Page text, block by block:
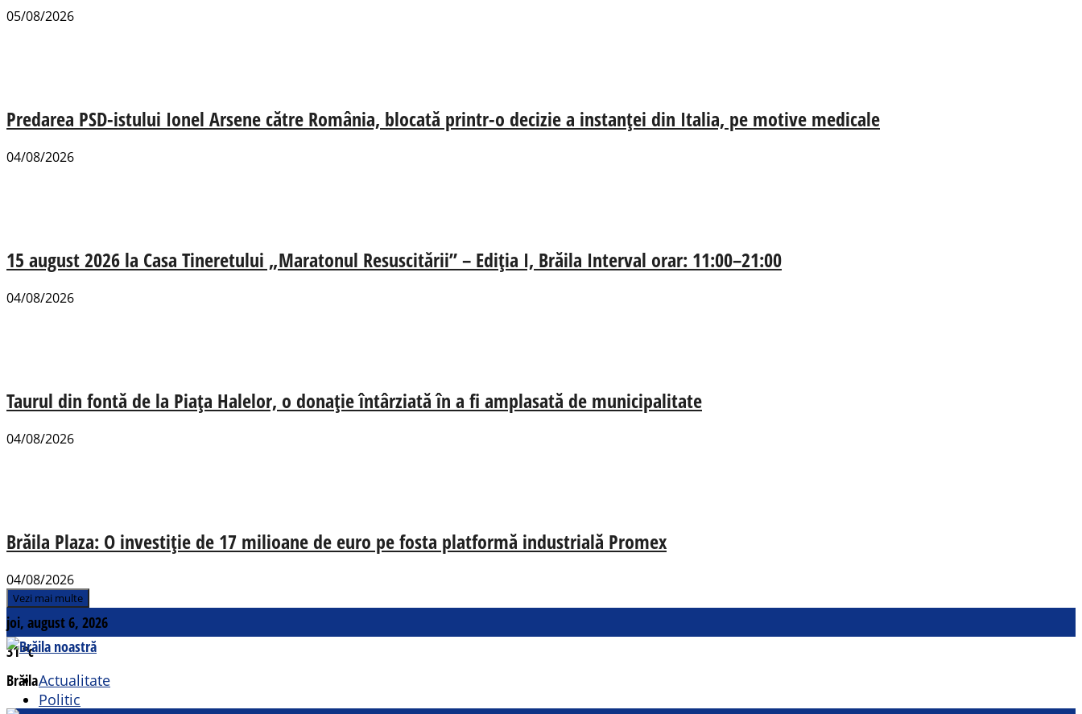
05/08/2026
Predarea PSD-istului Ionel Arsene către România, blocată printr-o decizie a instanței din Italia, pe motive medicale
04/08/2026
15 august 2026 la Casa Tineretului „Maratonul Resuscitării” – Ediția I, Brăila Interval orar: 11:00–21:00
04/08/2026
Taurul din fontă de la Piața Halelor, o donație întârziată în a fi amplasată de municipalitate
04/08/2026
Brăila Plaza: O investiție de 17 milioane de euro pe fosta platformă industrială Promex
04/08/2026
Vezi mai multe
joi, august 6, 2026
31°c
BrăilaActualitate
Politic